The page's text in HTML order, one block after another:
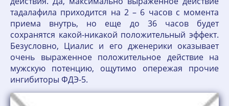
тадалафила приходится на 2 – 6 часов с момента
приема внутрь, но еще до 36 часов будет
сохранятся какой-никакой положительный эффект.
Безусловно, Циалис и его дженерики оказывает
очень выраженное положительное действие на
мужскую потенцию, ощутимо опережая прочие
ингибиторы ФДЭ-5.